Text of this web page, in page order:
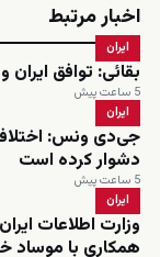
اخبار مرتبط
ایران
بقائی: توافق
5 ساعت پیش
ایران
جی‌دی ونس:
دشوار کرده است
5 ساعت پیش
ایران
همکاری با موساد